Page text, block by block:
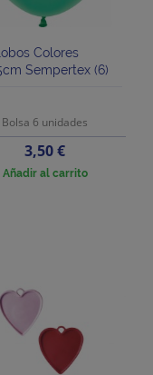
Colores
Sempertex (6)
Bolsa 6 unidades
Precio
3,50 €
Añadir al carrito